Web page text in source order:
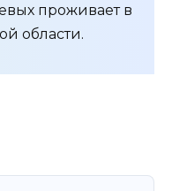
проживает в
области.